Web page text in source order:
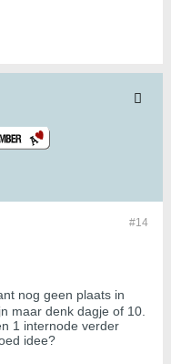
#14
nog geen plaats in
maar denk dagje of 10.
1 internode verder
idee?